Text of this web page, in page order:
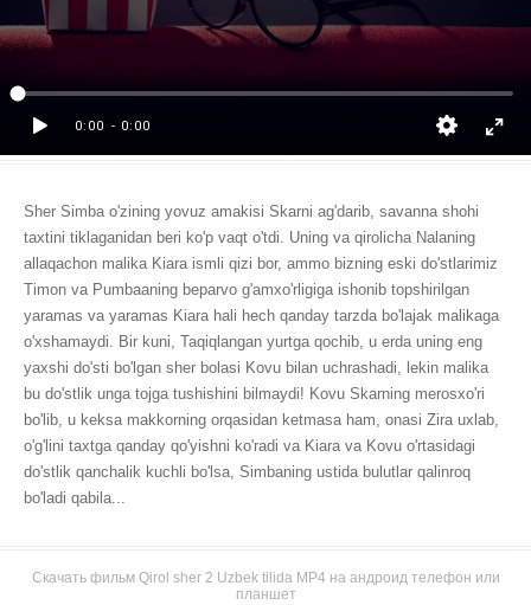
Sher Simba o'zining yovuz amakisi Skarni ag'darib, savanna shohi
taxtini tiklaganidan beri ko'p vaqt o'tdi. Uning va qirolicha Nalaning
allaqachon malika Kiara ismli qizi bor, ammo bizning eski do'stlarimiz
Timon va Pumbaaning beparvo g'amxo'rligiga ishonib topshirilgan
yaramas va yaramas Kiara hali hech qanday tarzda bo'lajak malikaga
o'xshamaydi. Bir kuni, Taqiqlangan yurtga qochib, u erda uning eng
yaxshi do'sti bo'lgan sher bolasi Kovu bilan uchrashadi, lekin malika
bu do'stlik unga tojga tushishini bilmaydi! Kovu Skarning merosxo'ri
bo'lib, u keksa makkorning orqasidan ketmasa ham, onasi Zira uxlab,
o'g'lini taxtga qanday qo'yishni ko'radi va Kiara va Kovu o'rtasidagi
do'stlik qanchalik kuchli bo'lsa, Simbaning ustida bulutlar qalinroq
bo'ladi qabila...
Скачать фильм Qirol sher 2 Uzbek tilida MP4 на андроид телефон или
планшет